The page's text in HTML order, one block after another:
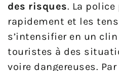
des risques. La
rapidement et les
s’intensifier en un
touristes à des
voire dangereuses.